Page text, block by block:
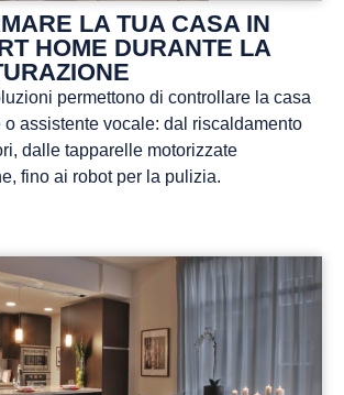
LA TUA CASA IN
HOME DURANTE LA
permettono di controllare la casa
o assistente vocale: dal riscaldamento
dalle tapparelle motorizzate
fino ai robot per la pulizia.